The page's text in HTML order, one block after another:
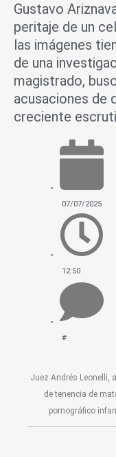
Gustavo
peritaje de un
las imágenes
de una
magistrado,
acusaciones de
creciente
07/07/2025
12:50
#
Juez Andrés Leonelli,
de tenencia de
pornográfico